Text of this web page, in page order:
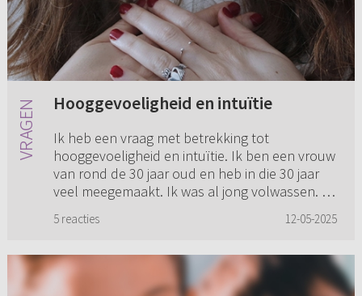
Hooggevoeligheid en intuïtie
Ik heb een vraag met betrekking tot
hooggevoeligheid en intuïtie. Ik ben een vrouw
van rond de 30 jaar oud en heb in die 30 jaar
veel meegemaakt. Ik was al jong volwassen. In
5 reacties 12-05-2025